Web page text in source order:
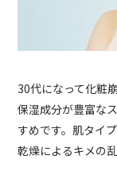
30代になって化粧
保湿成分が豊富な
すめです。肌タイ
乾燥によるキメの